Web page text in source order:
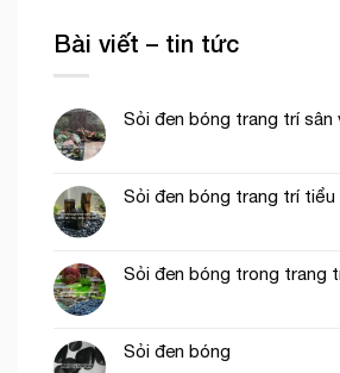
Bài viết – tin tức
Sỏi đen bóng trang trí sân
Sỏi đen bóng trang trí tiểu
Sỏi đen bóng trong trang
Sỏi đen bóng